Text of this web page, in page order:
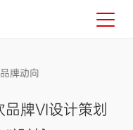
品牌动向
牌VI设计策划